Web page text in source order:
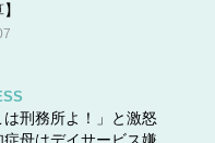
は刑務所よ！」と激怒